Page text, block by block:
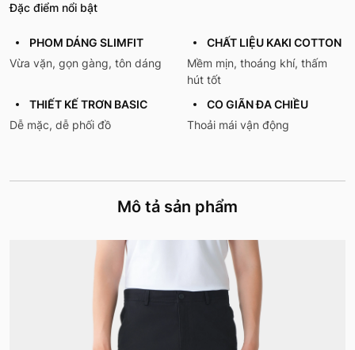
Đặc điểm nổi bật
PHOM DÁNG SLIMFIT
Vừa vặn, gọn gàng, tôn dáng
CHẤT LIỆU KAKI COTTON
Mềm mịn, thoáng khí, thấm
hút tốt
THIẾT KẾ TRƠN BASIC
Dễ mặc, dễ phối đồ
CO GIÃN ĐA CHIỀU
Thoải mái vận động
Mô tả sản phẩm